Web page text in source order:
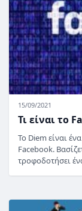
15/09/2021
Τι είναι το
Το Diem είναι
Facebook.
τροφοδοτήσει